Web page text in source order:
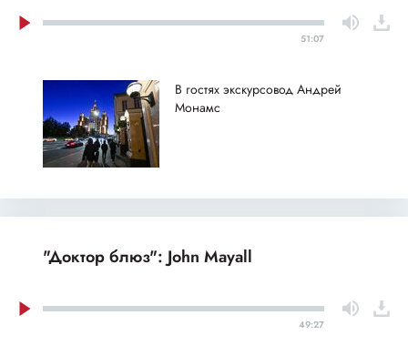
51:07
В гостях экскурсовод Андрей
Монамс
"Доктор блюз": John Mayall
49:27